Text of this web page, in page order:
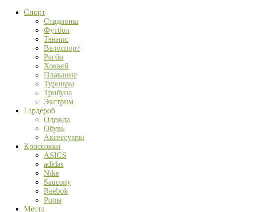
Спорт
Стадионы
Футбол
Теннис
Велоспорт
Регби
Хоккей
Плавание
Турниры
Трибуна
Экстрим
Гардероб
Одежда
Обувь
Аксессуары
Кроссовки
ASICS
adidas
Nike
Saucony
Reebok
Puma
Места